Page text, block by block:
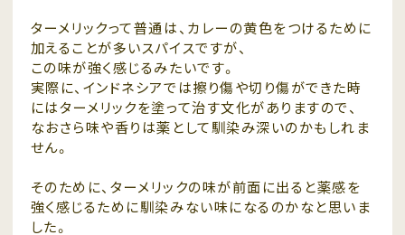
ターメリックって普通は、カレーの黄色をつけるために
加えることが多いスパイスですが、
この味が強く感じるみたいです。
実際に、インドネシアでは擦り傷や切り傷ができた時
にはターメリックを塗って治す文化がありますので、
なおさら味や香りは薬として馴染み深いのかもしれま
せん。
そのために、ターメリックの味が前面に出ると薬感を
強く感じるために馴染みない味になるのかなと思いま
した。